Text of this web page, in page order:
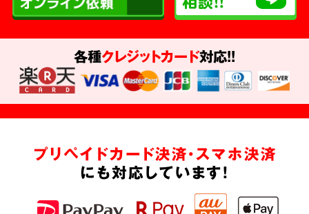
各種クレジットカード対応!!
プリペイドカード決済・スマホ決済
にも対応しています!